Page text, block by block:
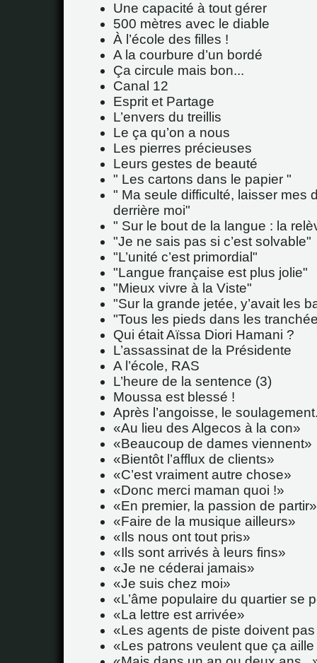
Une capacité à tout gérer
500 mètres avec le diable
À l’école des filles !
A la courbure d’un bordé
Ça circule mais bon...
Canal 12
Esprit et Partage
L’envers du treillis
Le ça qu’on a nous
Les pierres précieuses
Leurs gestes de beauté
" Les cartons dans le papier "
" Ma seule difficulté, laisser mes
derrière moi"
" Sur le bout de la langue : la
"Je ne sais pas si c’est solvable"
"L’unité c’est primordial"
"Langue française est plus jolie"
"Mieux vivre à la Viste"
"Sur la grande jetée, y’avait les
"Tous les pieds dans les
Qui était Aïssa Diori Hamani ?
L’assassinat de la Présidente
A l’école, RAS
L’heure de la sentence (3)
Moussa est blessé !
Après l’angoisse, le
Au lieu des Algecos à la con
Beaucoup de dames viennent
Bientôt l’afflux de clients
C’est vraiment autre chose
Donc merci maman quoi !
En premier, la passion de partir
Faire de la musique ailleurs
Ils nous ont tout pris
Ils sont arrivés à leurs fins
Je ne céderai jamais
Je suis chez moi
L’âme populaire du quartier se
La lettre est arrivée
Les agents de piste doivent
Les patrons veulent que ça aille